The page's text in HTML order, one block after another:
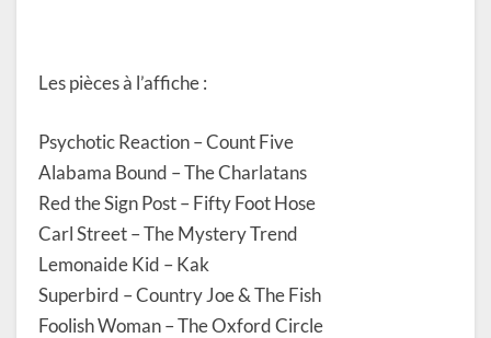
Les pièces à l’affiche :
Psychotic Reaction – Count Five
Alabama Bound – The Charlatans
Red the Sign Post – Fifty Foot Hose
Carl Street – The Mystery Trend
Lemonaide Kid – Kak
Superbird – Country Joe & The Fish
Foolish Woman – The Oxford Circle